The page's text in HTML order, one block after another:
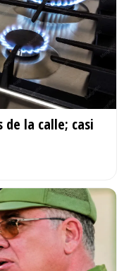
de la calle; casi